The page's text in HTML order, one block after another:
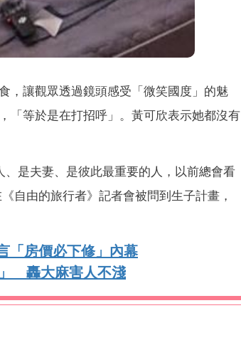
，讓觀眾透過鏡頭感受「微笑國度」的魅
「等於是在打招呼」。黃可欣表示她都沒有
是夫妻、是彼此最重要的人，以前總會看
自由的旅行者》記者會被問到生子計畫，
「房價必下修」內幕
轟大麻害人不淺